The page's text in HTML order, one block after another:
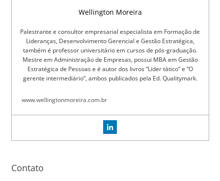
Wellington Moreira
Palestrante e consultor empresarial especialista em Formação de
Lideranças, Desenvolvimento Gerencial e Gestão Estratégica,
também é professor universitário em cursos de pós-graduação.
Mestre em Administração de Empresas, possui MBA em Gestão
Estratégica de Pessoas e é autor dos livros “Líder tático” e “O
gerente intermediário”, ambos publicados pela Ed. Qualitymark.
www.wellingtonmoreira.com.br
Contato